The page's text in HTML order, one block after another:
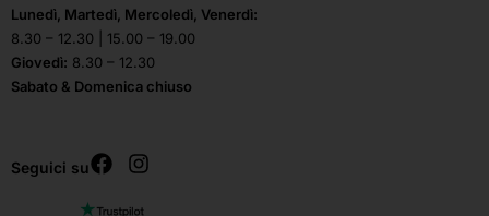
Lunedì, Martedì, Mercoledì, Venerdì:
8.30 – 12.30 | 15.00 – 19.00
Giovedì: 8.30 – 12.30
Sabato & Domenica chiuso
Seguici su